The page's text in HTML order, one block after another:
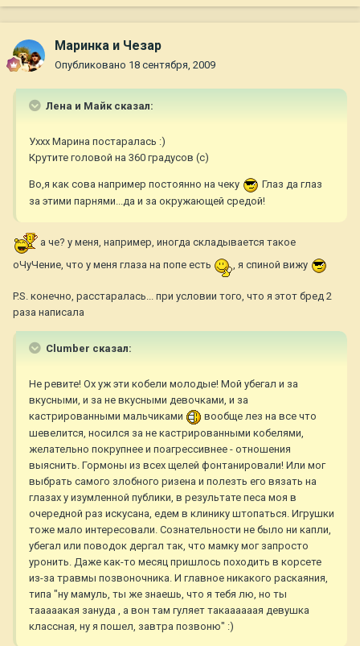
Маринка и Чезар
Опубликовано 18 сентября, 2009
Лена и Майк сказал:
Уххх Марина постаралась :)
Крутите головой на 360 градусов (с)
Во,я как сова например постоянно на чеку
Глаз да глаз
за этими парнями...да и за окружающей средой!
а че? у меня, например, иногда складывается такое
оЧуЧение, что у меня глаза на попе есть
, я спиной вижу
P.S. конечно, расстаралась... при условии того, что я этот бред 2
раза написала
Clumber сказал:
Не ревите! Ох уж эти кобели молодые! Мой убегал и за
вкусными, и за не вкусными девочками, и за
кастрированными мальчиками
вообще лез на все что
шевелится, носился за не кастрированными кобелями,
желательно покрупнее и поагрессивнее - отношения
выяснить. Гормоны из всех щелей фонтанировали! Или мог
выбрать самого злобного ризена и полезть его вязать на
глазах у изумленной публики, в результате песа моя в
очередной раз искусана, едем в клинику штопаться. Игрушки
тоже мало интересовали. Сознательности не было ни капли,
убегал или поводок дергал так, что мамку мог запросто
уронить. Даже как-то месяц пришлось походить в корсете
из-за травмы позвоночника. И главное никакого раскаяния,
типа "ну мамуль, ты же знаешь, что я тебя лю, но ты
тааааакая зануда , а вон там гуляет такаааааая девушка
классная, ну я пошел, завтра позвоню" :)